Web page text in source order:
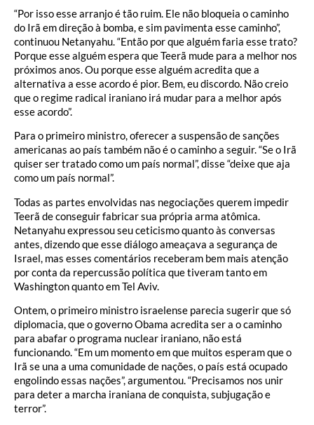
“Por isso esse arranjo é tão ruim. Ele não bloqueia o caminho
do Irã em direção à bomba, e sim pavimenta esse caminho”,
continuou Netanyahu. “Então por que alguém faria esse trato?
Porque esse alguém espera que Teerã mude para a melhor nos
próximos anos. Ou porque esse alguém acredita que a
alternativa a esse acordo é pior. Bem, eu discordo. Não creio
que o regime radical iraniano irá mudar para a melhor após
esse acordo”.
Para o primeiro ministro, oferecer a suspensão de sanções
americanas ao país também não é o caminho a seguir. “Se o Irã
quiser ser tratado como um país normal”, disse “deixe que aja
como um país normal”.
Todas as partes envolvidas nas negociações querem impedir
Teerã de conseguir fabricar sua própria arma atômica.
Netanyahu expressou seu ceticismo quanto às conversas
antes, dizendo que esse diálogo ameaçava a segurança de
Israel, mas esses comentários receberam bem mais atenção
por conta da repercussão política que tiveram tanto em
Washington quanto em Tel Aviv.
Ontem, o primeiro ministro israelense parecia sugerir que só
diplomacia, que o governo Obama acredita ser a o caminho
para abafar o programa nuclear iraniano, não está
funcionando. “Em um momento em que muitos esperam que o
Irã se una a uma comunidade de nações, o país está ocupado
engolindo essas nações”, argumentou. “Precisamos nos unir
para deter a marcha iraniana de conquista, subjugação e
terror”.